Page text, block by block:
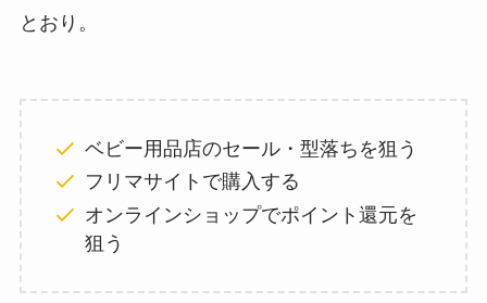
とおり。
ベビー用品店のセール・型落ちを狙う
フリマサイトで購入する
オンラインショップでポイント還元を
狙う